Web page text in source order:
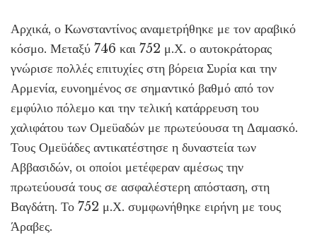
Αρχικά, ο Κωνσταντίνος αναμετρήθηκε με τον αραβικό
κόσμο. Μεταξύ 746 και 752 μ.Χ. ο αυτοκράτορας
γνώρισε πολλές επιτυχίες στη βόρεια Συρία και την
Αρμενία, ευνοημένος σε σημαντικό βαθμό από τον
εμφύλιο πόλεμο και την τελική κατάρρευση του
χαλιφάτου των Ομεϋαδών με πρωτεύουσα τη Δαμασκό.
Τους Ομεϋάδες αντικατέστησε η δυναστεία των
Αββασιδών, οι οποίοι μετέφεραν αμέσως την
πρωτεύουσά τους σε ασφαλέστερη απόσταση, στη
Βαγδάτη. Το 752 μ.Χ. συμφωνήθηκε ειρήνη με τους
Άραβες.